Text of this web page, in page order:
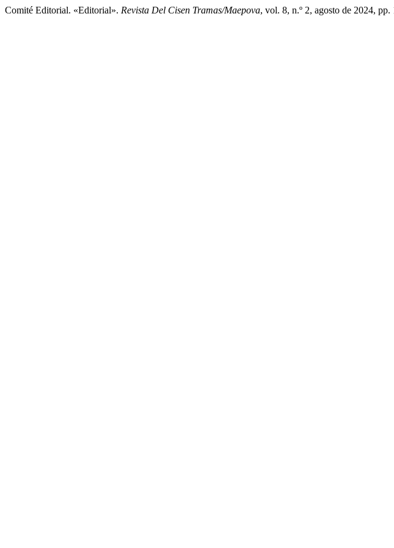
Comité Editorial. «Editorial». Revista Del Cisen Tramas/Maepova, vol. 8, n.º 2, agosto de 2024,